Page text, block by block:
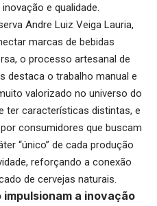
e qualidade.
Andre Luiz Veiga Lauria,
marcas de bebidas
o processo artesanal de
destaca o trabalho manual e
valorizado no universo do
ter características distintas, e
consumidores que buscam
“único” de cada produção
reforçando a conexão
de cervejas naturais.
a inovação